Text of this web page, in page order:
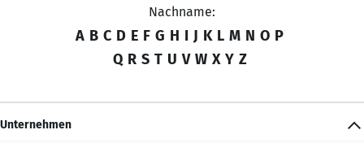
Nachname:
A B C D E F G H I J K L M N O P
Q R S T U V W X Y Z
Unternehmen